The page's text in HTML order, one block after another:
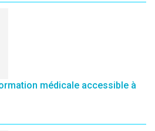
médicale accessible à